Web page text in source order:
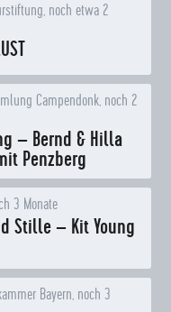
noch etwa 2
Campendonk, noch 2
– Bernd & Hilla
Penzberg
3 Monate
Stille – Kit Young
Bayern, noch 3